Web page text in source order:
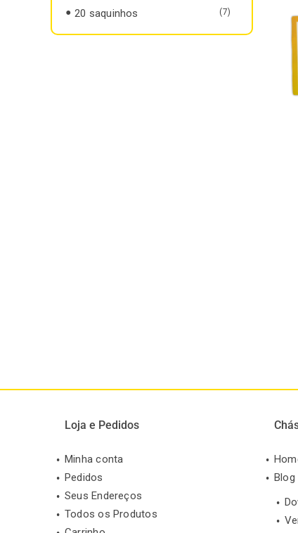
20 saquinhos (7)
Loja e Pedidos
Minha conta
Pedidos
Seus Endereços
Todos os Produtos
Blog